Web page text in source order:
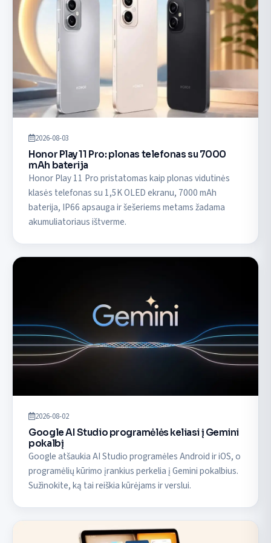
2026-08-03
Honor Play 11 Pro: plonas telefonas su 7000
mAh baterija
Honor Play 11 Pro pristatomas kaip plonas vidutinės
klasės telefonas su 1,5K OLED ekranu, 7000 mAh
baterija, IP66 apsauga ir šešeriems metams žadama
akumuliatoriaus ištverme.
2026-08-02
Google AI Studio programėlės keliasi į Gemini
pokalbį
Google atšaukia AI Studio programėles Android ir iOS, o
programėlių kūrimo įrankius perkelia į Gemini pokalbius.
Sužinokite, ką tai reiškia kūrėjams ir verslui.